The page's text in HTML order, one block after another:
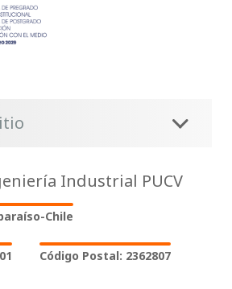
Industrial PUCV
Chile
Código Postal: 2362807